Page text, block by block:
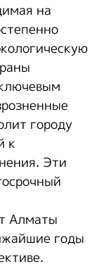
на
городу
к
Эти
Алматы
годы